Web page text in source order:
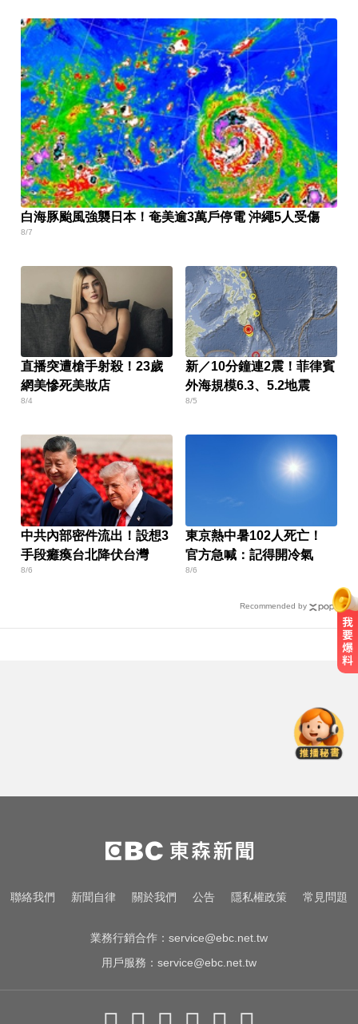
白海豚颱風強襲日本！奄美逾3萬戶停電 沖繩5人受傷
8/7
直播突遭槍手射殺！23歲
網美慘死美妝店
8/4
新／10分鐘連2震！菲律賓
外海規模6.3、5.2地震
8/5
中共內部密件流出！設想3
手段癱瘓台北降伏台灣
8/6
東京熱中暑102人死亡！
官方急喊：記得開冷氣
8/6
Recommended by
能力勝過特斯拉
MLB／李灝宇替補2打數未敲安！拚
台將單季最多安卡關
南部今演習不降速！今早10點手機
聯絡我們 新聞自律 關於我們 公告 隱私權政策 常見問題
業務行銷合作： service@ebc.net.tw
用戶服務： service@ebc.net.tw